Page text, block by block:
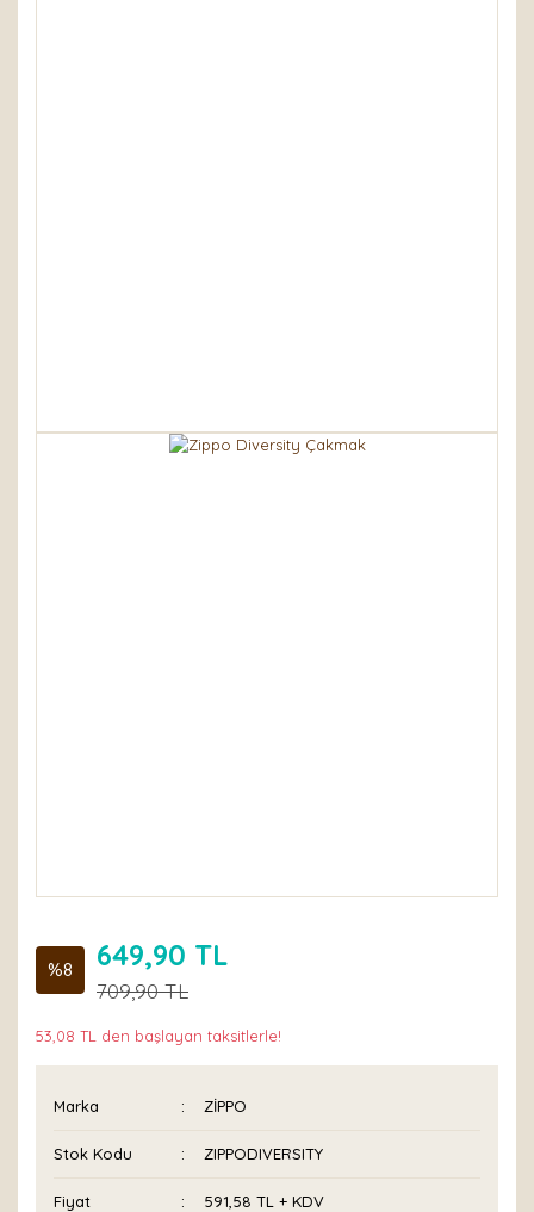
%8 649,90 TL
709,90 TL
53,08 TL den başlayan taksitlerle!
Marka ZİPPO
Stok Kodu ZIPPODIVERSITY
Fiyat 591,58 TL + KDV